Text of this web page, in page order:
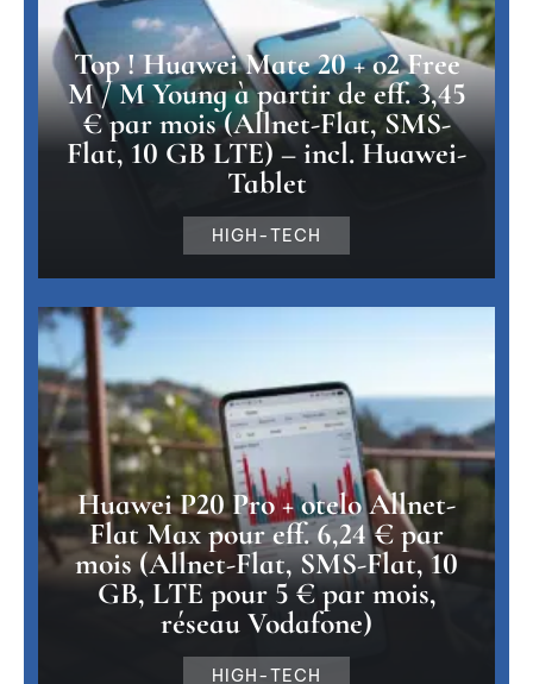
Top ! Huawei Mate 20 + o2 Free
M / M Young à partir de eff. 3,45
€ par mois (Allnet-Flat, SMS-
Flat, 10 GB LTE) – incl. Huawei-
Tablet
HIGH-TECH
Huawei P20 Pro + otelo Allnet-
Flat Max pour eff. 6,24 € par
mois (Allnet-Flat, SMS-Flat, 10
GB, LTE pour 5 € par mois,
réseau Vodafone)
HIGH-TECH